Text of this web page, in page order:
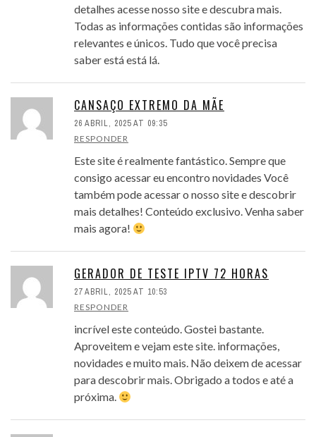
detalhes acesse nosso site e descubra mais.
Todas as informações contidas são informações
relevantes e únicos. Tudo que você precisa
saber está está lá.
CANSAÇO EXTREMO DA MÃE
26 ABRIL, 2025 AT 09:35
RESPONDER
Este site é realmente fantástico. Sempre que
consigo acessar eu encontro novidades Você
também pode acessar o nosso site e descobrir
mais detalhes! Conteúdo exclusivo. Venha saber
mais agora!
GERADOR DE TESTE IPTV 72 HORAS
27 ABRIL, 2025 AT 10:53
RESPONDER
incrível este conteúdo. Gostei bastante.
Aproveitem e vejam este site. informações,
novidades e muito mais. Não deixem de acessar
para descobrir mais. Obrigado a todos e até a
próxima.